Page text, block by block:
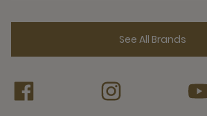
See All Brands